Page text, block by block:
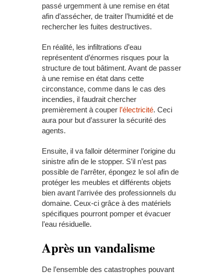
passé urgemment à une remise en état
afin d’assécher, de traiter l’humidité et de
rechercher les fuites destructives.
En réalité, les infiltrations d’eau
représentent d’énormes risques pour la
structure de tout bâtiment. Avant de passer
à une remise en état dans cette
circonstance, comme dans le cas des
incendies, il faudrait chercher
premièrement à couper l’électricité. Ceci
aura pour but d’assurer la sécurité des
agents.
Ensuite, il va falloir déterminer l’origine du
sinistre afin de le stopper. S’il n’est pas
possible de l’arrêter, épongez le sol afin de
protéger les meubles et différents objets
bien avant l’arrivée des professionnels du
domaine. Ceux-ci grâce à des matériels
spécifiques pourront pomper et évacuer
l’eau résiduelle.
Après un vandalisme
De l’ensemble des catastrophes pouvant